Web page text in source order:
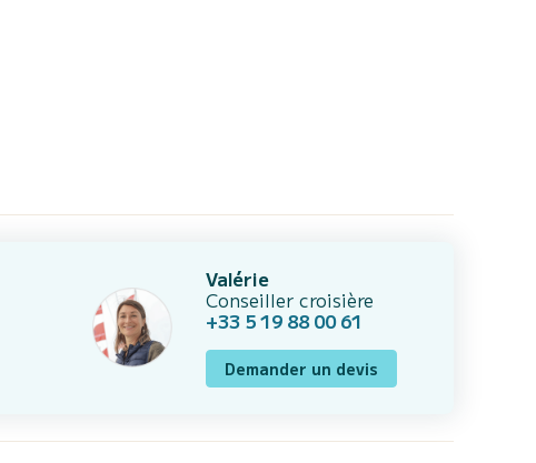
Valérie
Conseiller croisière
+33 5 19 88 00 61
Demander un devis